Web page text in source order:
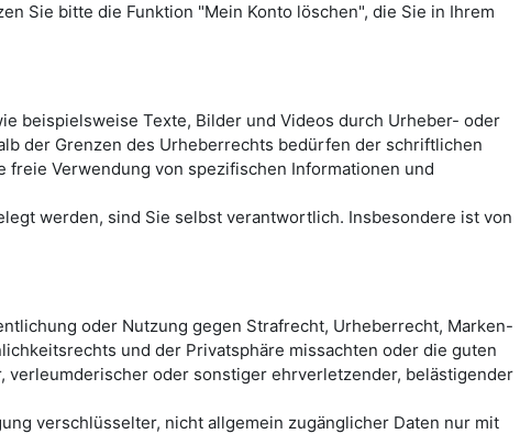
Sie bitte die Funktion "Mein Konto löschen", die Sie in Ihrem
beispielsweise Texte, Bilder und Videos durch Urheber- oder
der Grenzen des Urheberrechts bedürfen der schriftlichen
Verwendung von spezifischen Informationen und
werden, sind Sie selbst verantwortlich. Insbesondere ist von
oder Nutzung gegen Strafrecht, Urheberrecht, Marken-
und der Privatsphäre missachten oder die guten
verleumderischer oder sonstiger ehrverletzender, belästigender
verschlüsselter, nicht allgemein zugänglicher Daten nur mit